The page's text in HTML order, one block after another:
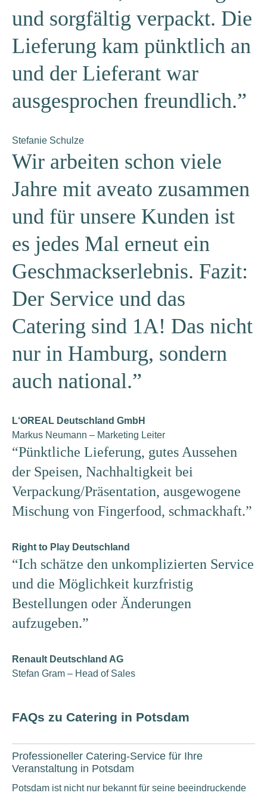
und sorgfältig verpackt. Die
Lieferung kam pünktlich an
und der Lieferant war
ausgesprochen freundlich.”
Stefanie Schulze
Wir arbeiten schon viele
Jahre mit aveato zusammen
und für unsere Kunden ist
es jedes Mal erneut ein
Geschmackserlebnis. Fazit:
Der Service und das
Catering sind 1A! Das nicht
nur in Hamburg, sondern
auch national.”
L‘OREAL Deutschland GmbH
Markus Neumann – Marketing Leiter
“Pünktliche Lieferung, gutes Aussehen
der Speisen, Nachhaltigkeit bei
Verpackung/Präsentation, ausgewogene
Mischung von Fingerfood, schmackhaft.”
Right to Play Deutschland
“Ich schätze den unkomplizierten Service
und die Möglichkeit kurzfristig
Bestellungen oder Änderungen
aufzugeben.”
Renault Deutschland AG
Stefan Gram – Head of Sales
FAQs zu Catering in Potsdam
Professioneller Catering-Service für Ihre
Veranstaltung in Potsdam
Potsdam ist nicht nur bekannt für seine beeindruckende